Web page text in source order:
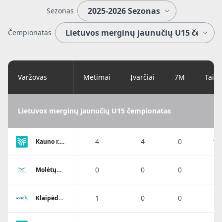
Sezonas
Čempionatas
Varžovas Metimai Įvarčiai 7M
Lietuvos merginų jaunučių U15 čempionatas
Kauno r.
4 4 0
Molėtų
0 0 0
Klaipėdos
SC
1 0 0